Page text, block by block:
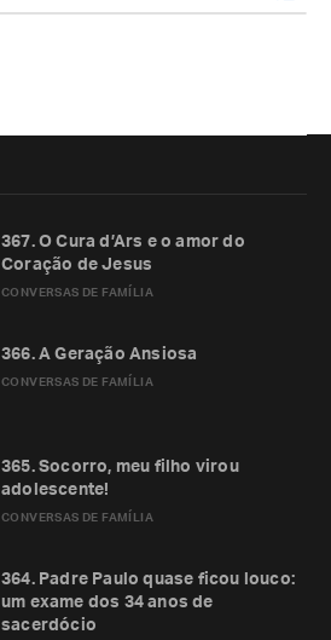
CONVERSAS DE FAMÍLIA
367. O Cura d’Ars e o amor do
Coração de Jesus
CONVERSAS DE FAMÍLIA
366. A Geração Ansiosa
CONVERSAS DE FAMÍLIA
365. Socorro, meu filho virou
adolescente!
364. Padre Paulo quase ficou louco:
um exame dos 34 anos de
sacerdócio